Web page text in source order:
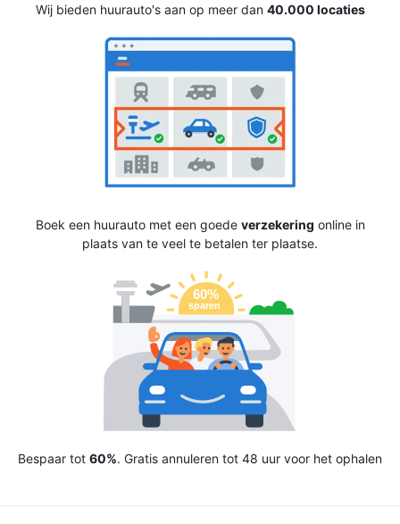
Wij bieden huurauto's aan op meer dan 40.000 locaties
Boek een huurauto met een goede verzekering online in
plaats van te veel te betalen ter plaatse.
Bespaar tot 60%. Gratis annuleren tot 48 uur voor het ophalen